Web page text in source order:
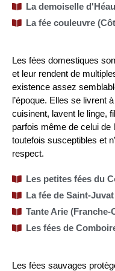
La demoiselle
La fée couleuvre
Les fées domestiques
et leur rendent de
existence assez
l’époque. Elles se livrent
cuisinent, lavent le linge,
parfois même de celui
toutefois susceptibles et
respect.
Les petites fées du
La fée de Saint-
Tante Arie (Franche-
Les fées de
Les fées sauvages